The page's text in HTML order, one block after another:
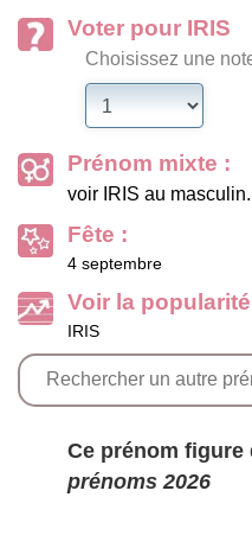
Voter pour IRIS
Choisissez une
Prénom mixte :
voir IRIS au masculin.
Fête :
4 septembre
Voir la
IRIS
Ce prénom figure
prénoms 2026